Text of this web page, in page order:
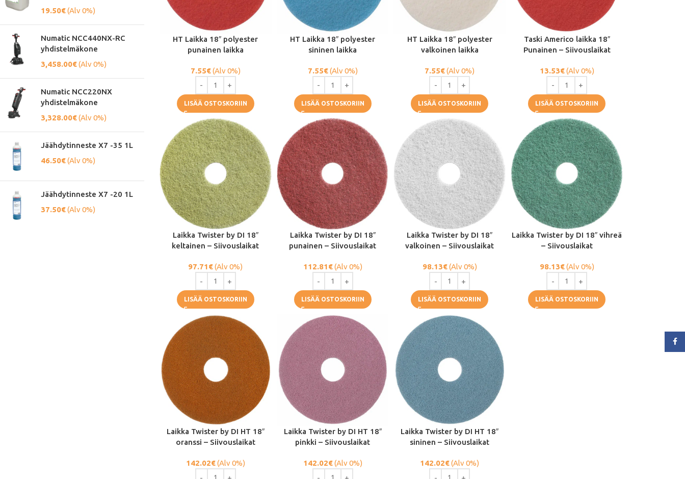
19.50€(Alv 0%)
Numatic NCC440NX-RC
yhdistelmäkone
3,458.00€(Alv 0%)
Numatic NCC220NX
yhdistelmäkone
3,328.00€(Alv 0%)
Jäähdytinneste X7 -35 1L
46.50€(Alv 0%)
Jäähdytinneste X7 -20 1L
37.50€(Alv 0%)
HT Laikka 18″ polyester
punainen laikka
7.55€(Alv 0%)
LISÄÄ OSTOSKORIIN
HT Laikka 18″ polyester
sininen laikka
7.55€(Alv 0%)
LISÄÄ OSTOSKORIIN
HT Laikka 18″ polyester
valkoinen laikka
7.55€(Alv 0%)
LISÄÄ OSTOSKORIIN
Taski Americo laikka 18″
Punainen – Siivouslaikat
13.53€(Alv 0%)
LISÄÄ OSTOSKORIIN
Laikka Twister by DI 18″
keltainen – Siivouslaikat
97.71€(Alv 0%)
LISÄÄ OSTOSKORIIN
Laikka Twister by DI 18″
punainen – Siivouslaikat
112.81€(Alv 0%)
LISÄÄ OSTOSKORIIN
Laikka Twister by DI 18″
valkoinen – Siivouslaikat
98.13€(Alv 0%)
LISÄÄ OSTOSKORIIN
Laikka Twister by DI 18″ vihreä
– Siivouslaikat
98.13€(Alv 0%)
LISÄÄ OSTOSKORIIN
Laikka Twister by DI HT 18″
oranssi – Siivouslaikat
142.02€(Alv 0%)
Laikka Twister by DI HT 18″
pinkki – Siivouslaikat
142.02€(Alv 0%)
Laikka Twister by DI HT 18″
sininen – Siivouslaikat
142.02€(Alv 0%)